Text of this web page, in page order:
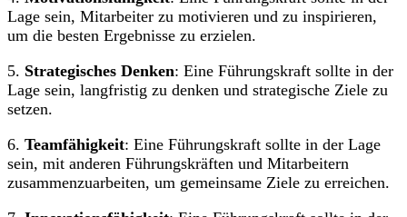
Lage sein, Mitarbeiter zu motivieren und zu inspirieren,
um die besten Ergebnisse zu erzielen.
5. Strategisches Denken: Eine Führungskraft sollte in der
Lage sein, langfristig zu denken und strategische Ziele zu
setzen.
6. Teamfähigkeit: Eine Führungskraft sollte in der Lage
sein, mit anderen Führungskräften und Mitarbeitern
zusammenzuarbeiten, um gemeinsame Ziele zu erreichen.